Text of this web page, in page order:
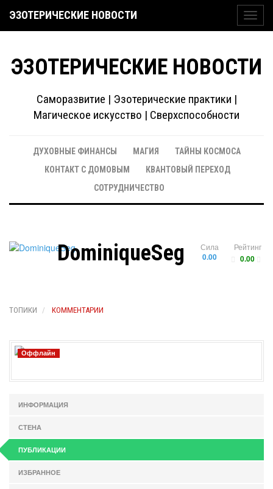
ЭЗОТЕРИЧЕСКИЕ НОВОСТИ
ЭЗОТЕРИЧЕСКИЕ НОВОСТИ
Саморазвитие | Эзотерические практики |
Магическое искусство | Сверхспособности
ДУХОВНЫЕ ФИНАНСЫ МАГИЯ
ТАЙНЫ КОСМОСА
КОНТАКТ С ДОМОВЫМ
КВАНТОВЫЙ ПЕРЕХОД
СОТРУДНИЧЕСТВО
Рейтинг
0.00
Сила
0.00
DominiqueSeg
ТОПИКИ КОММЕНТАРИИ
Оффлайн
ИНФОРМАЦИЯ
СТЕНА
ПУБЛИКАЦИИ
ИЗБРАННОЕ